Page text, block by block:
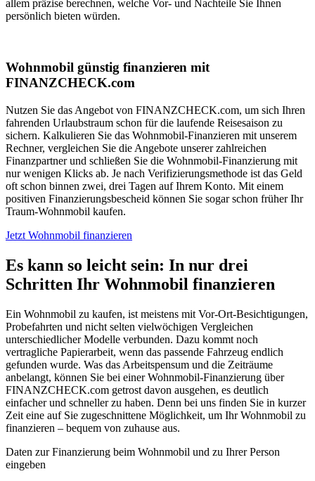
allem präzise berechnen, welche Vor- und Nachteile Sie Ihnen
persönlich bieten würden.
Wohnmobil günstig finanzieren mit
FINANZCHECK.com
Nutzen Sie das Angebot von FINANZCHECK.com, um sich Ihren
fahrenden Urlaubstraum schon für die laufende Reisesaison zu
sichern. Kalkulieren Sie das Wohnmobil-Finanzieren mit unserem
Rechner, vergleichen Sie die Angebote unserer zahlreichen
Finanzpartner und schließen Sie die Wohnmobil-Finanzierung mit
nur wenigen Klicks ab. Je nach Verifizierungsmethode ist das Geld
oft schon binnen zwei, drei Tagen auf Ihrem Konto. Mit einem
positiven Finanzierungsbescheid können Sie sogar schon früher Ihr
Traum-Wohnmobil kaufen.
Jetzt Wohnmobil finanzieren
Es kann so leicht sein: In nur drei
Schritten Ihr Wohnmobil finanzieren
Ein Wohnmobil zu kaufen, ist meistens mit Vor-Ort-Besichtigungen,
Probefahrten und nicht selten vielwöchigen Vergleichen
unterschiedlicher Modelle verbunden. Dazu kommt noch
vertragliche Papierarbeit, wenn das passende Fahrzeug endlich
gefunden wurde. Was das Arbeitspensum und die Zeiträume
anbelangt, können Sie bei einer Wohnmobil-Finanzierung über
FINANZCHECK.com getrost davon ausgehen, es deutlich
einfacher und schneller zu haben. Denn bei uns finden Sie in kurzer
Zeit eine auf Sie zugeschnittene Möglichkeit, um Ihr Wohnmobil zu
finanzieren – bequem von zuhause aus.
Daten zur Finanzierung beim Wohnmobil und zu Ihrer Person
eingeben